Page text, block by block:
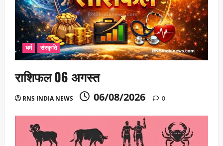
धर्म संस्कृति
राशिफल 06 अगस्त
RNS INDIA NEWS 06/08/2026 0